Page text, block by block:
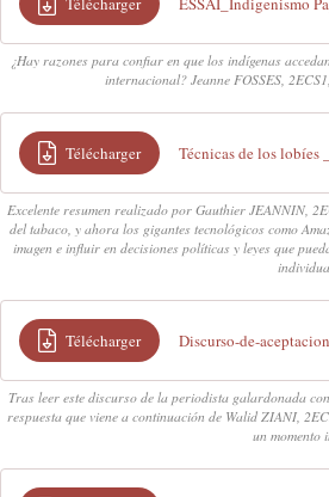
¿Hay razones para confiar en que los indígenas
internacional? Jeanne FOSSES,
Télécharger Técnicas de los lobíes
Excelente resumen realizado por Gauthier JEANNIN,
del tabaco, y ahora los gigantes tecnológicos como
imagen e influir en decisiones políticas y leyes que
Télécharger Discurso-de-
Tras leer este discurso de la periodista galardonada
respuesta que viene a continuación de Walid ZIANI,
un momento